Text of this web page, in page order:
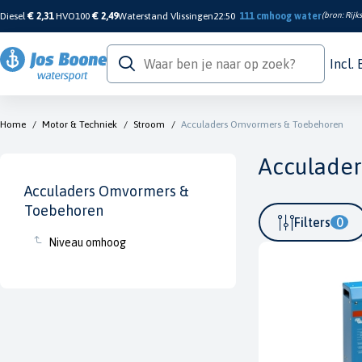
Diesel€ 2,31 HVO100 € 2,49Waterstand Vlissingen22:50 111 cm hoog water(bron:
Incl.
Home / Motor & Techniek / Stroom / Acculaders Omvormers & Toebehoren
Acculaders Omvormers &
Toebehoren
Niveau omhoog
Filters 0